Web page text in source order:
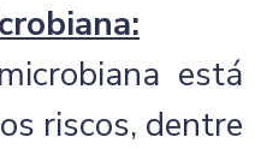
está
riscos, dentre